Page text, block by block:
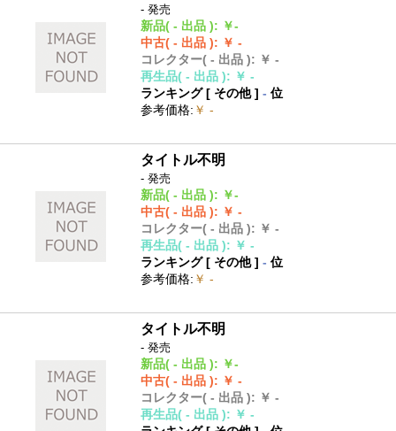
- 発売
新品( - 出品 ): ￥-
中古( - 出品 ): ￥ -
コレクター( - 出品 ): ￥ -
再生品( - 出品 ): ￥ -
ランキング [ その他]- 位
参考価格: ￥ -
タイトル不明
- 発売
新品( - 出品 ): ￥-
中古( - 出品 ): ￥ -
コレクター( - 出品 ): ￥ -
再生品( - 出品 ): ￥ -
ランキング [ その他]- 位
参考価格: ￥ -
タイトル不明
- 発売
新品( - 出品 ): ￥-
中古( - 出品 ): ￥ -
コレクター( - 出品 ): ￥ -
再生品( - 出品 ): ￥ -